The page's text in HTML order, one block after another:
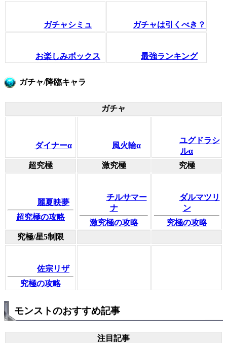
ガチャシミュ ガチャは引くべき？
お楽しみボックス 最強ランキング
ガチャ/降臨キャラ
ガチャ
ダイナーα 風火輪α
ユグドラシ
ルα
超究極
激究極 究極
麗夏映夢
超究極の攻略
チルサマー
ナ
激究極の攻略
ダルマツリ
ン
究極の攻略
究極/星5制限
佐宗リザ
究極の攻略
モンストのおすすめ記事
注目記事